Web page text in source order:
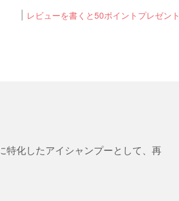
レビューを書くと50ポイントプレゼント
特化したアイシャンプーとして、再